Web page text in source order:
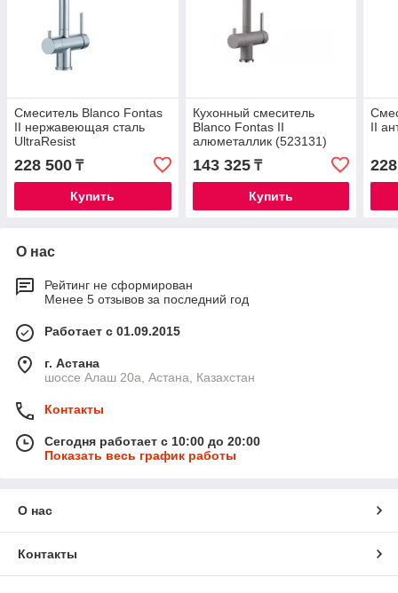
Смеситель Blanco Fontas
II нержавеющая сталь
UltraResist
228 500 ₸
Купить
Кухонный смеситель
Blanco Fontas II
алюметаллик (523131)
143 325₸
Купить
II
О нас
Рейтинг не сформирован
Менее 5 отзывов за последний год
Работает с 01.09.2015
г. Астана
шоссе Алаш 20а, Астана, Казахстан
Контакты
Сегодня работает с 10:00 до 20:00
Показать весь график работы
О нас
Контакты